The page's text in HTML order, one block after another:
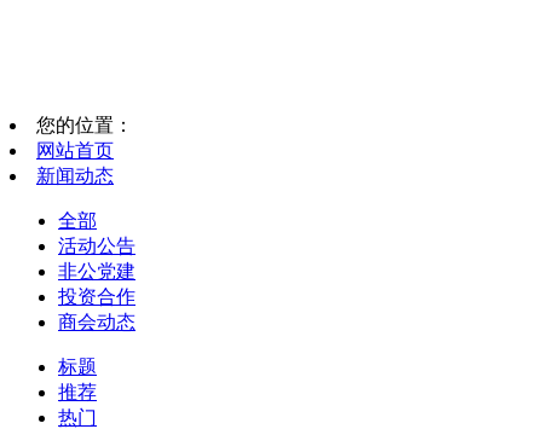
您的位置：
网站首页
新闻动态
全部
活动公告
非公党建
投资合作
商会动态
标题
推荐
热门